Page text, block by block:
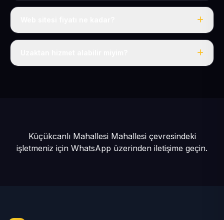
Evet, Küçükcanlı Mahallesi dahil tüm Tomarza ve
Tek fiyat: yılda 50 USD + KDV, her şey dahil.
Küçükcanlı Mahallesi Mahallesi çevresindeki
işletmeniz için WhatsApp üzerinden iletişime geçin.